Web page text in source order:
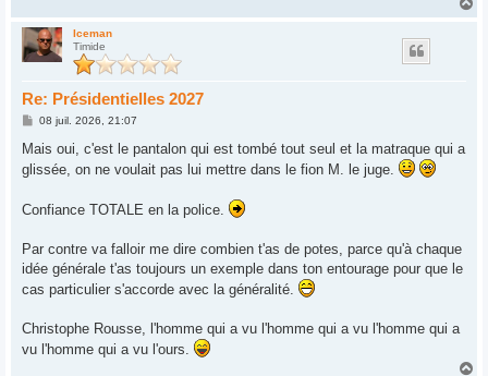
a
Iceman
Timide
Re: Présidentielles 2027
M
s
a
08 juil. 2026, 21:07
Mais oui, c'est le pantalon qui est tombé tout seul et la matraque qui a
glissée, on ne voulait pas lui mettre dans le fion M. le juge.
Confiance TOTALE en la police.
Par contre va falloir me dire combien t'as de potes, parce qu'à chaque
idée générale t'as toujours un exemple dans ton entourage pour que le
cas particulier s'accorde avec la généralité.
Christophe Rousse, l'homme qui a vu l'homme qui a vu l'homme qui a
vu l'homme qui a vu l'ours.